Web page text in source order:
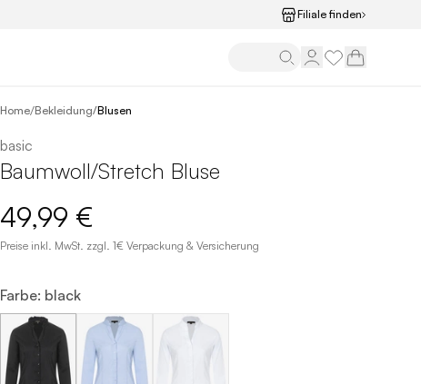
Filiale finden
Home/Bekleidung/Blusen
basic
Baumwoll/Stretch Bluse
49,99 €
Preise inkl. MwSt. zzgl. 1€ Verpackung & Versicherung
Farbe: black